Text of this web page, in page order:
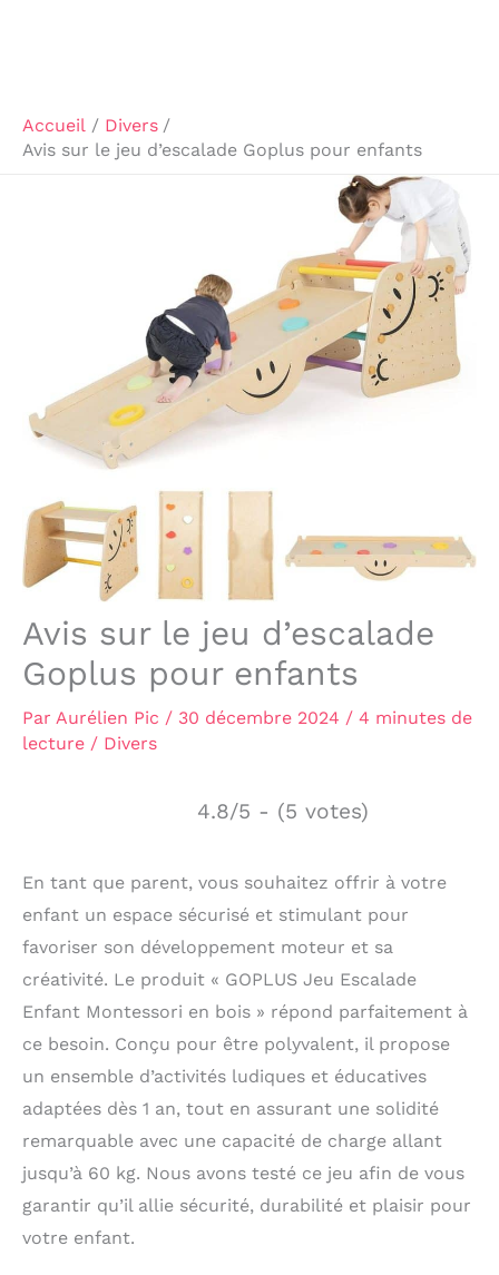
Accueil
Divers
Avis sur le jeu d’escalade Goplus pour enfants
Avis sur le jeu d’escalade
Goplus pour enfants
Par Aurélien Pic / 30 décembre 2024 / 4 minutes de
lecture / Divers
4.8/5 - (5 votes)
En tant que parent, vous souhaitez offrir à votre
enfant un espace sécurisé et stimulant pour
favoriser son développement moteur et sa
créativité. Le produit « GOPLUS Jeu Escalade
Enfant Montessori en bois » répond parfaitement à
ce besoin. Conçu pour être polyvalent, il propose
un ensemble d’activités ludiques et éducatives
adaptées dès 1 an, tout en assurant une solidité
remarquable avec une capacité de charge allant
jusqu’à 60 kg. Nous avons testé ce jeu afin de vous
garantir qu’il allie sécurité, durabilité et plaisir pour
votre enfant.